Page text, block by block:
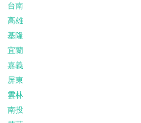
台南
高雄
基隆
宜蘭
嘉義
屏東
雲林
南投